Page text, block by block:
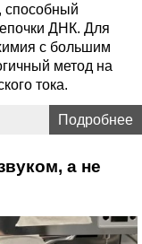
способный
ДНК. Для
с большим
метод на
тока.
Подробнее
а не